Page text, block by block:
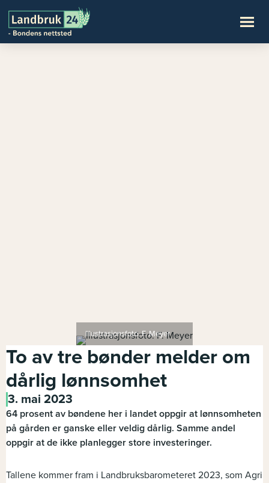
Illustrasjonsfoto. F. Meyer
To av tre bønder melder om
dårlig lønnsomhet
3. mai 2023
64 prosent av bøndene her i landet oppgir at lønnsomheten
på gården er ganske eller veldig dårlig. Samme andel
oppgir at de ikke planlegger store investeringer.
Tallene kommer fram i Landbruksbarometeret 2023, som Agri